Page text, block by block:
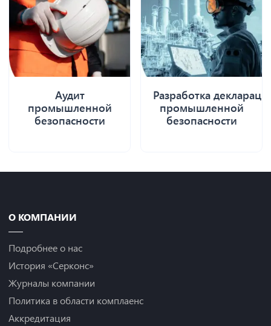
Аудит
промышленной
безопасности
Разработка
промышленной
безопасности
О КОМПАНИИ
Подробнее о нас
История «Серконс»
Журналы компании
Политика в области комплаенс
Аккредитация